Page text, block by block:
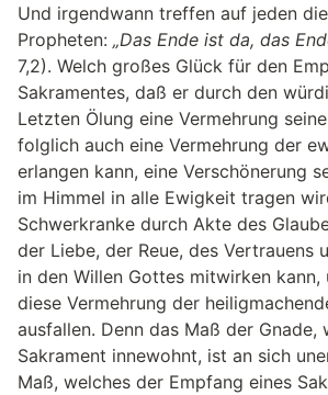
Und irgendwann treffen auf jeden
Propheten: „Das Ende ist da, das
7,2). Welch großes Glück für den
Sakramentes, daß er durch den
Letzten Ölung eine Vermehrung
folglich auch eine Vermehrung der
erlangen kann, eine Verschönerung
im Himmel in alle Ewigkeit tragen
Schwerkranke durch Akte des
der Liebe, der Reue, des Vertrauens
in den Willen Gottes mitwirken kann,
diese Vermehrung der
ausfallen. Denn das Maß der Gnade,
Sakrament innewohnt, ist an sich
Maß, welches der Empfang eines